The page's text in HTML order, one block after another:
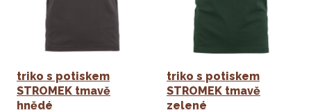
triko s potiskem
STROMEK tmavě
hnědé
triko s potiskem
STROMEK tmavě
zelené